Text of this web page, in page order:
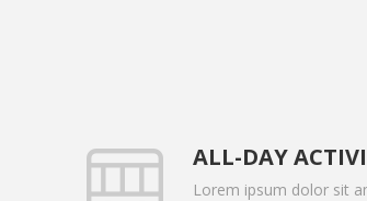
ALL-DAY
Lorem ipsum dolor sit